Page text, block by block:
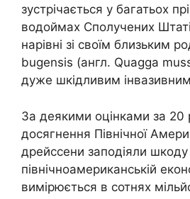
зустрічається у багатьох
водоймах Сполучених
нарівні зі своїм близьким
bugensis (англ. Quagga
дуже шкідливим
За деякими оцінками за 20
досягнення Північної
дрейссени заподіяли шкоду
північноамериканській
вимірюється в сотнях